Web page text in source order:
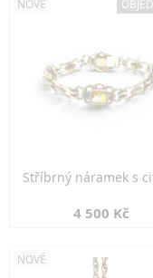
NOVÉ
Stříbrný náramek s
4 500 Kč
NOVÉ